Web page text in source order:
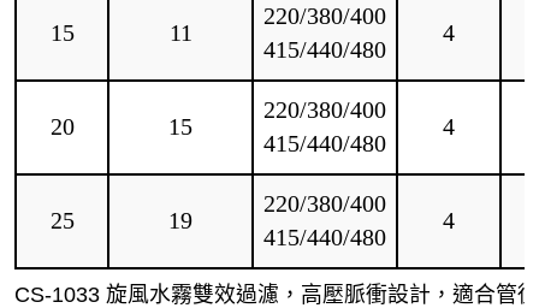
CS-1033 旋風水霧雙效過濾，高壓脈衝設計，適合管
15 11
220/380/400
415/440/480
4
20 15
220/380/400
415/440/480
4
25 19
220/380/400
415/440/480
4